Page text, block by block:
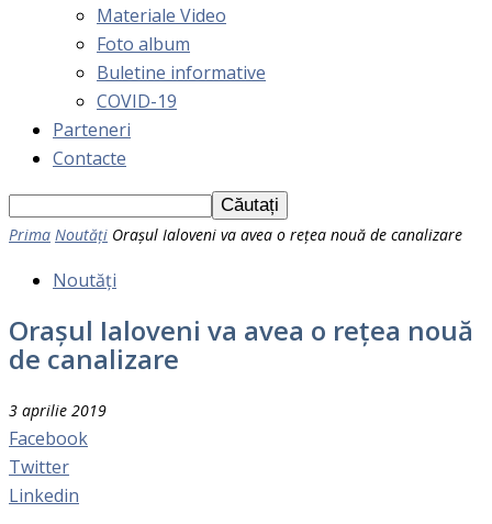
Materiale Video
Foto album
Buletine informative
COVID-19
Parteneri
Contacte
Prima Noutăți Orașul Ialoveni va avea o rețea nouă de canalizare
Noutăți
Orașul Ialoveni va avea o rețea nouă
de canalizare
3 aprilie 2019
Facebook
Twitter
Linkedin